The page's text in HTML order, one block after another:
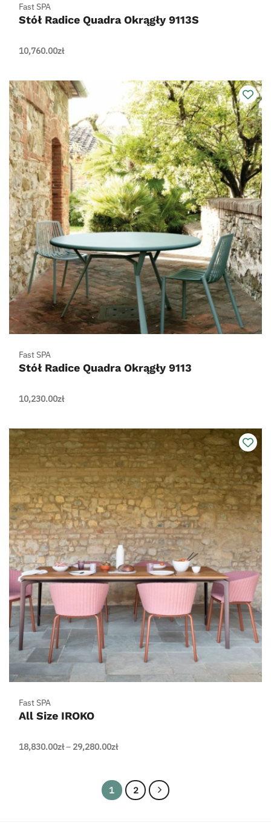
Fast SPA
Stół Radice Quadra Okrągły 9113S
10,760.00zł
Fast SPA
Stół Radice Quadra Okrągły 9113
10,230.00zł
Fast SPA
All Size IROKO
18,830.00zł– 29,280.00złZakres
18,830.00zł
do
1 2